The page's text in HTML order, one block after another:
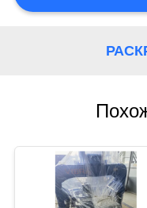
СПРОСИТЕ
ЦИТАТУ
PRIVACY
POLICY